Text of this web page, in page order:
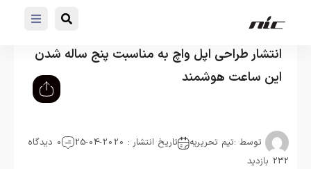
انتشار طراحی اپل واچ به مناسبت پنج ساله شدن
این ساعت هوشمند
توسط :تیم تحریریه تاریخ انتشار : 2020-04-25
0 دیدگاه
232 بازدید